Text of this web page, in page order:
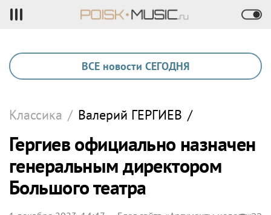
ВСЕ новости СЕГОДНЯ
Классика / Валерий ГЕРГИЕВ /
Гергиев официально назначен
генеральным директором
Большого театра